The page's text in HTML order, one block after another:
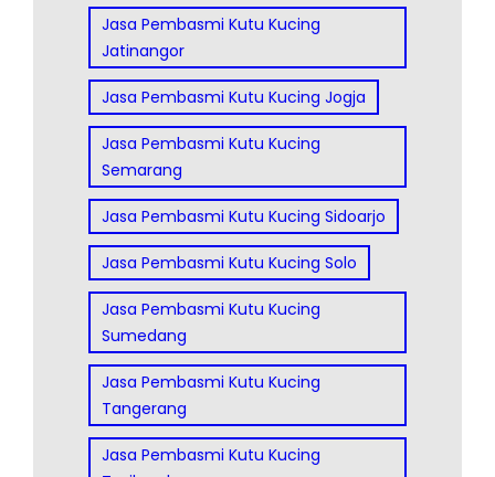
Jasa Pembasmi Kutu Kucing
Jatinangor
Jasa Pembasmi Kutu Kucing Jogja
Jasa Pembasmi Kutu Kucing
Semarang
Jasa Pembasmi Kutu Kucing Sidoarjo
Jasa Pembasmi Kutu Kucing Solo
Jasa Pembasmi Kutu Kucing
Sumedang
Jasa Pembasmi Kutu Kucing
Tangerang
Jasa Pembasmi Kutu Kucing